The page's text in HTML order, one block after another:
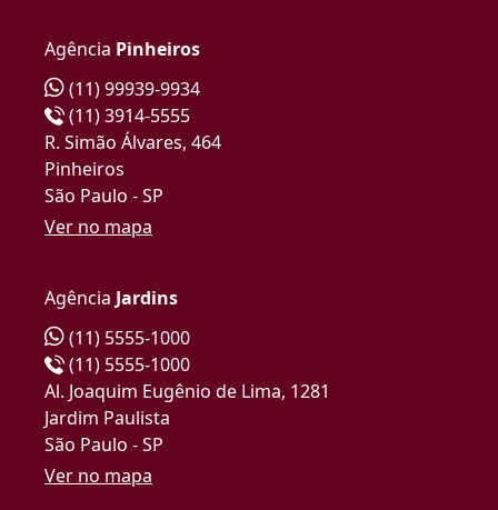
Agência Pinheiros
(11) 99939-9934
(11) 3914-5555
R. Simão Álvares, 464
Pinheiros
São Paulo - SP
Ver no mapa
Agência Jardins
(11) 5555-1000
(11) 5555-1000
Al. Joaquim Eugênio de Lima, 1281
Jardim Paulista
São Paulo - SP
Ver no mapa